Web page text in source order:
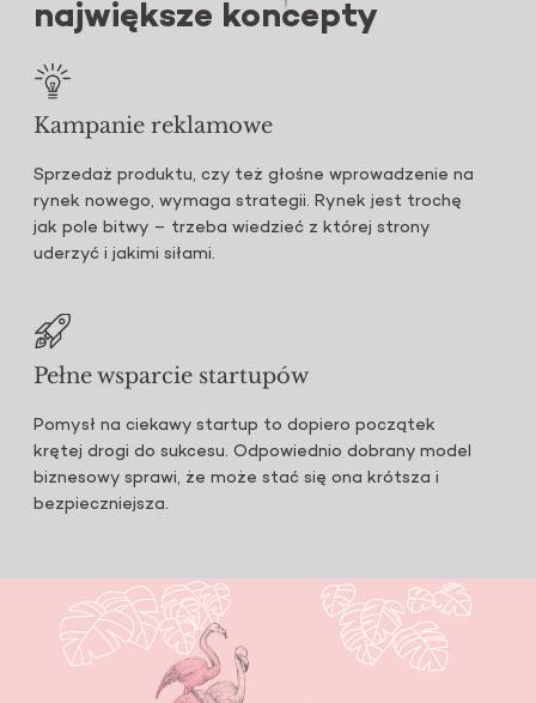
największe koncepty
Kampanie reklamowe
Sprzedaż produktu, czy też głośne wprowadzenie na
rynek nowego, wymaga strategii. Rynek jest trochę
jak pole bitwy – trzeba wiedzieć z której strony
uderzyć i jakimi siłami.
Pełne wsparcie startupów
Pomysł na ciekawy startup to dopiero początek
krętej drogi do sukcesu. Odpowiednio dobrany model
biznesowy sprawi, że może stać się ona krótsza i
bezpieczniejsza.